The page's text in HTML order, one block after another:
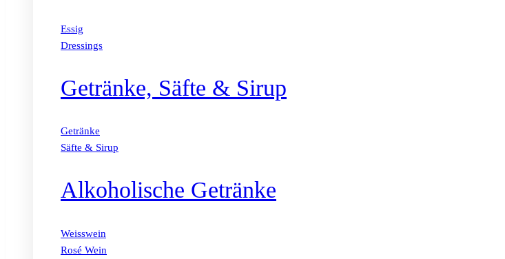
Essig
Dressings
Getränke, Säfte & Sirup
Getränke
Säfte & Sirup
Alkoholische Getränke
Weisswein
Rosé Wein